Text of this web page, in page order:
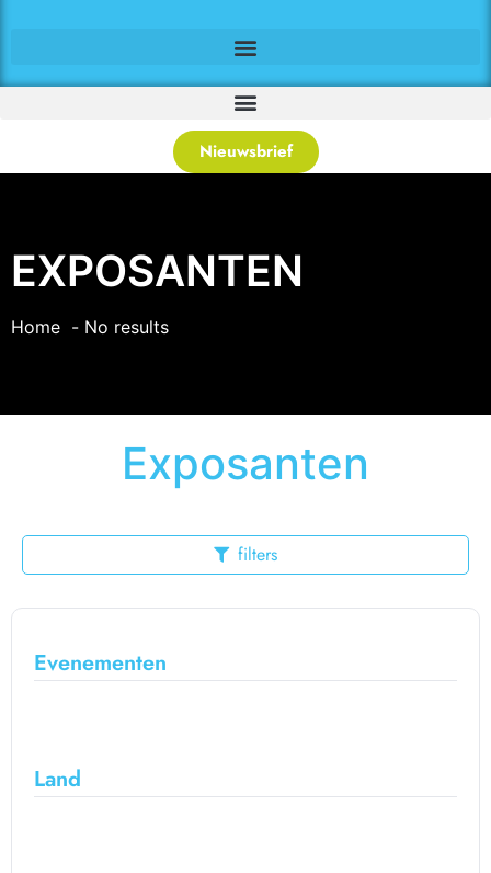
Nieuwsbrief
EXPOSANTEN
Home No results
Exposanten
filters
Evenementen
Land